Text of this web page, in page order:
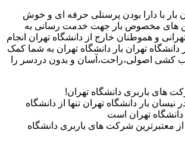
بار با دارا بودن پرسنلی حرفه ای و خوش
های مخصوص بار جهت خدمت رسانی به
و هموطنان خارج از دانشگاه تهران انجام
دانشگاه تهران بار دانشگاه تهران به شما کمک
کشی اصولی،راحت،آسان و بدون دردسر را
های باربری دانشگاه تهران!
نیسان بار دانشگاه تهران تنها از دانشگاه
تهران است
از معتبرترین شرکت های باربری دانشگاه